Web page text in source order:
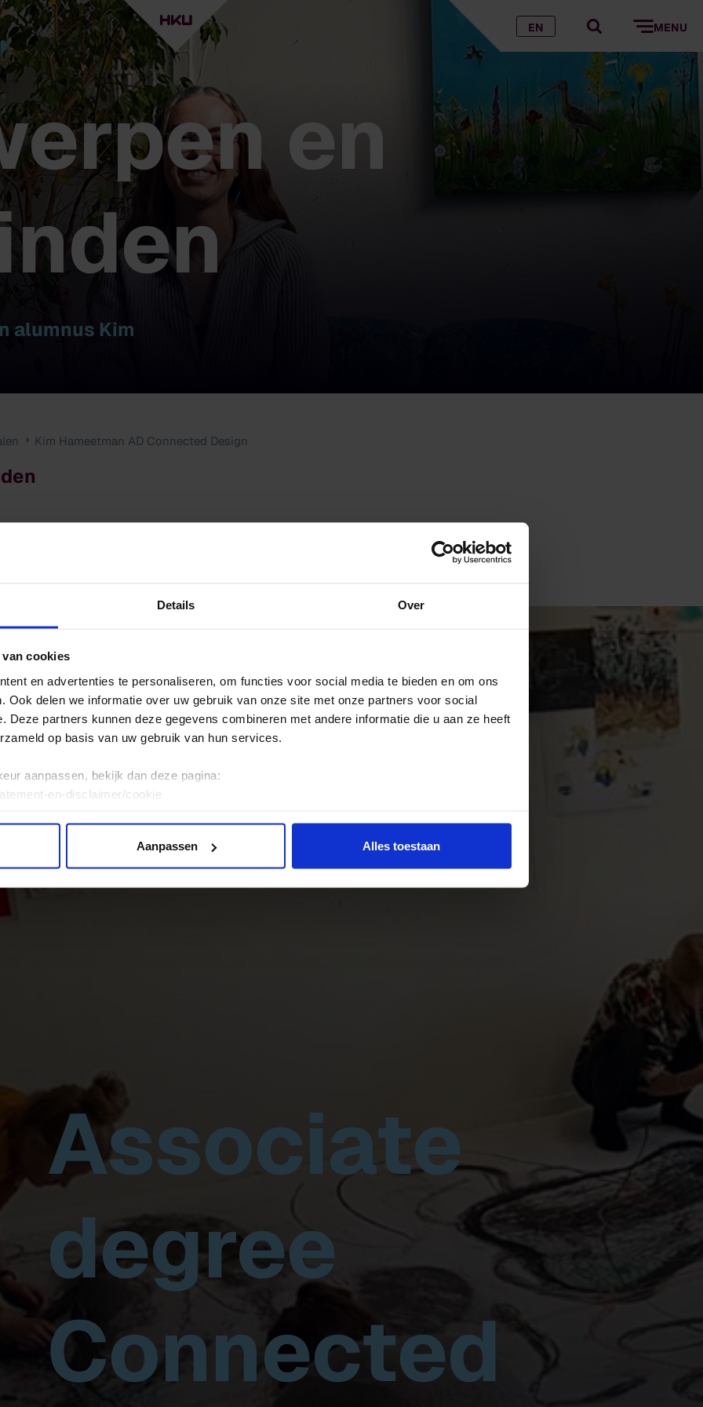
Details Over
cookies
en advertenties te personaliseren, om functies voor social media te bieden en om ons
Ook delen we informatie over uw gebruik van onze site met onze partners voor social
Deze partners kunnen deze gegevens combineren met andere informatie die u aan ze heeft
op basis van uw gebruik van hun services.
aanpassen, bekijk dan deze pagina:
en-disclaimer/cookie
Aanpassen Alles toestaan
EN MENU
en
alumnus Kim
Kim Hameetman AD Connected Design
Design aan de HKU, is Kim Hameetman social designer en kwartiermaker in
video vertelt ze over haar werk en wat ze geleerd heeft op de opleiding.
Associate
degree
Connected